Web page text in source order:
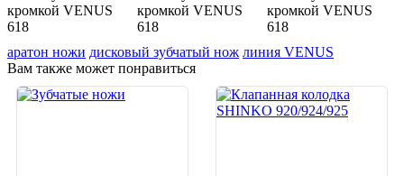
аратон ножи дисковый зубчатый нож линия VENUS
Вам также может понравиться